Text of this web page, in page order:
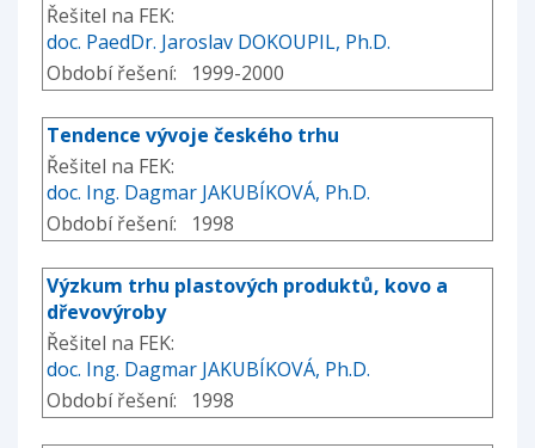
Řešitel na FEK:
doc. PaedDr. Jaroslav DOKOUPIL, Ph.D.
Období řešení: 1999-2000
Tendence vývoje českého trhu
Řešitel na FEK:
doc. Ing. Dagmar JAKUBÍKOVÁ, Ph.D.
Období řešení: 1998
Výzkum trhu plastových produktů, kovo a
dřevovýroby
Řešitel na FEK:
doc. Ing. Dagmar JAKUBÍKOVÁ, Ph.D.
Období řešení: 1998